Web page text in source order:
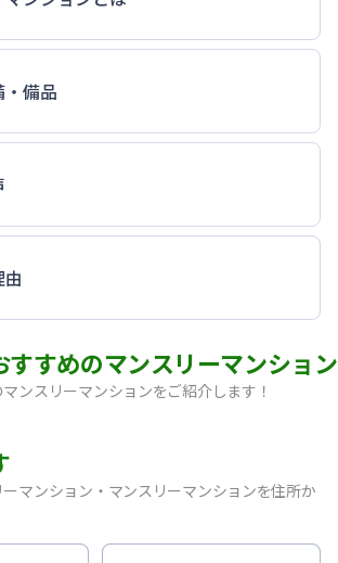
備品
すすめのマンスリーマンション
ンスリーマンションをご紹介します！
】SステイEL神戸三宮磯上通｜禁煙ルー
テイ神戸三宮ジアコスモ｜禁煙ルーム
テイ三宮ソレイユ｜Wi-Fi無料・禁煙・
】Sステイ三宮駅前ルシール｜禁煙ルー
マンション・マンスリーマンションを住所か